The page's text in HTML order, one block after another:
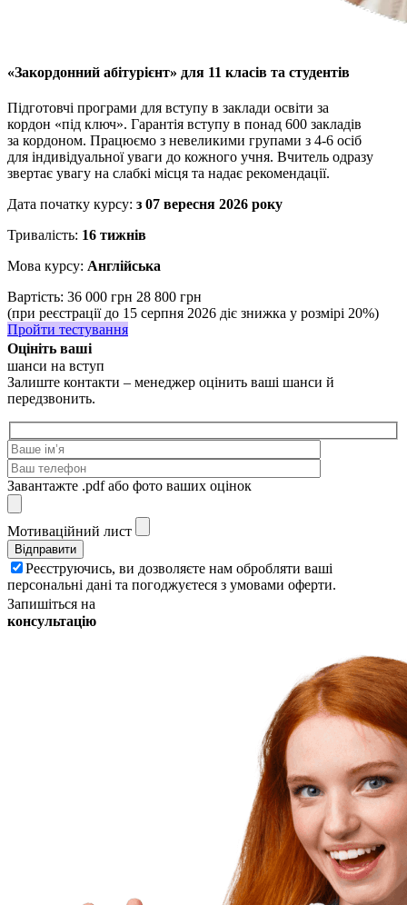
«Закордонний абітурієнт» для 11 класів та студентів
Підготовчі програми для вступу в заклади освіти за
кордон «під ключ». Гарантія вступу в понад 600 закладів
за кордоном. Працюємо з невеликими групами з 4-6 осіб
для індивідуальної уваги до кожного учня. Вчитель одразу
звертає увагу на слабкі місця та надає рекомендації.
Дата початку курсу: з 07 вересня 2026 року
Тривалість: 16 тижнів
Мова курсу: Англійська
Вартість: 36 000 грн 28 800 грн
(при реєстрації до 15 серпня 2026 діє знижка у розмірі 20%)
Пройти тестування
Оцініть ваші
шанси на вступ
Залиште контакти – менеджер оцінить ваші шанси й
передзвонить.
Завантажте .pdf або фото ваших оцінок
Мотиваційний лист
Реєструючись, ви дозволяєте нам обробляти ваші
персональні дані та погоджуєтеся з умовами оферти.
Запишіться на
консультацію